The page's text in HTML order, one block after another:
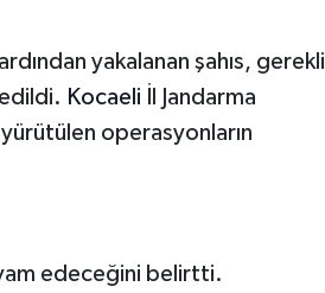
yakalanan şahıs, gerekli
Kocaeli
İl Jandarma
yürütülen operasyonların
edeceğini belirtti.